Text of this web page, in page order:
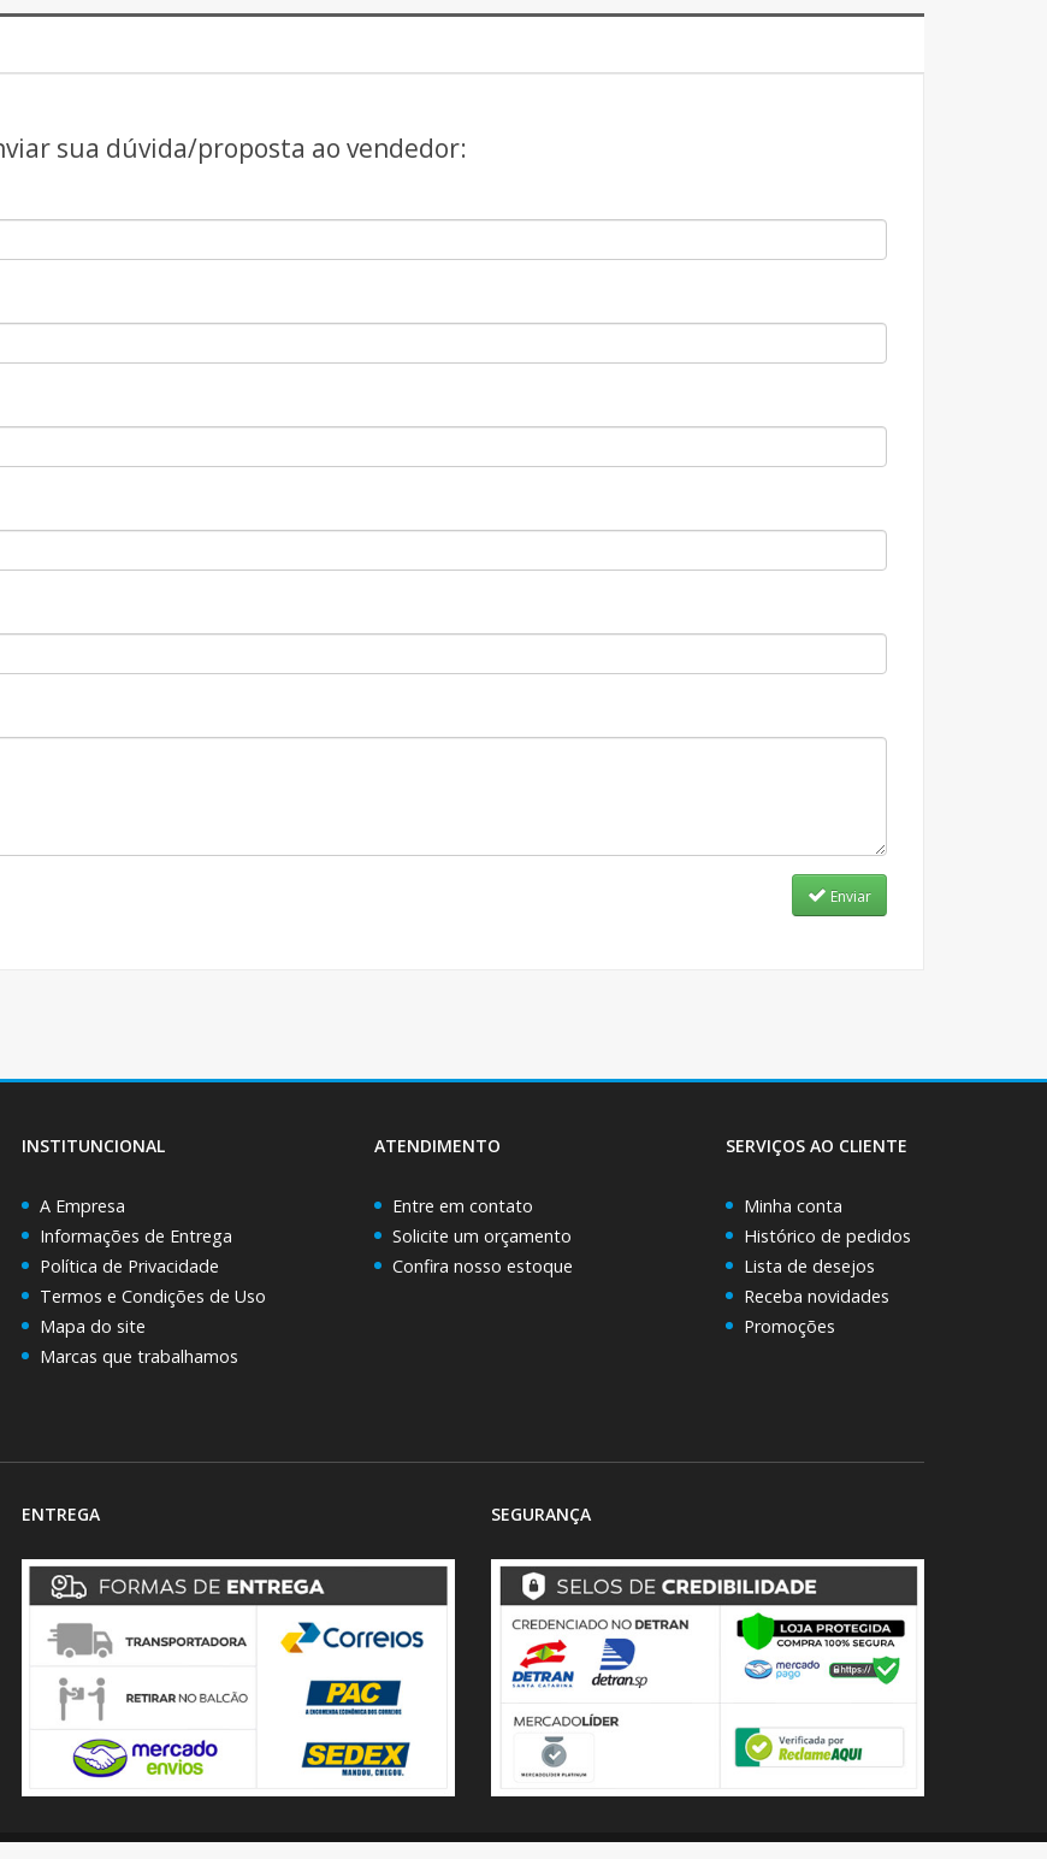
sua dúvida/proposta ao vendedor:
Enviar
INSTITUNCIONAL
A Empresa
Informações de Entrega
Política de Privacidade
Termos e Condições de Uso
Mapa do site
Marcas que trabalhamos
ATENDIMENTO
Entre em contato
Solicite um orçamento
Confira nosso estoque
SERVIÇOS AO CLIENTE
Minha conta
Histórico de pedidos
Lista de desejos
Receba novidades
Promoções
ENTREGA SEGURANÇA